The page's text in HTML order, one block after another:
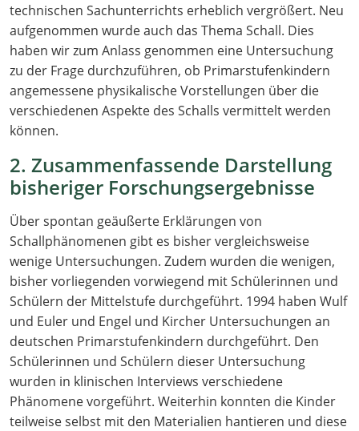
technischen Sachunterrichts erheblich vergrößert. Neu
aufgenommen wurde auch das Thema Schall. Dies
haben wir zum Anlass genommen eine Untersuchung
zu der Frage durchzuführen, ob Primarstufenkindern
angemessene physikalische Vorstellungen über die
verschiedenen Aspekte des Schalls vermittelt werden
können.
2. Zusammenfassende Darstellung
bisheriger Forschungsergebnisse
Über spontan geäußerte Erklärungen von
Schallphänomenen gibt es bisher vergleichsweise
wenige Untersuchungen. Zudem wurden die wenigen,
bisher vorliegenden vorwiegend mit Schülerinnen und
Schülern der Mittelstufe durchgeführt. 1994 haben Wulf
und Euler und Engel und Kircher Untersuchungen an
deutschen Primarstufenkindern durchgeführt. Den
Schülerinnen und Schülern dieser Untersuchung
wurden in klinischen Interviews verschiedene
Phänomene vorgeführt. Weiterhin konnten die Kinder
teilweise selbst mit den Materialien hantieren und diese